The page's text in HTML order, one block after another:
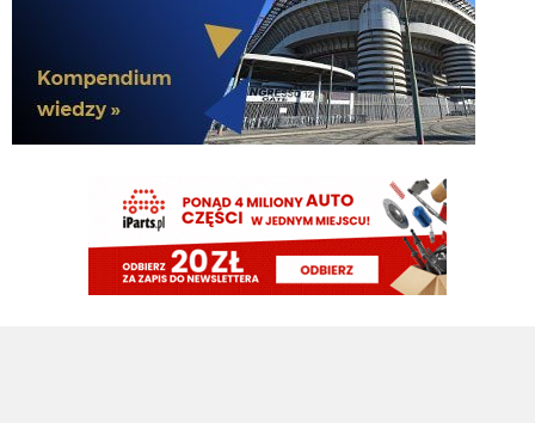
Zarobkami wyszloby podobnie
timon 05.08.2026 19:44
Molina niby za 13mln plus 4 bonusy. Jak mialbym te 40mln to wolalbym za
to wziac dwojke Lucumi- Molina i mamy kadre gotową
05.08.2026 19:42
Ostatnie dwa sezony połowę opuścił, wcześniej grał prawie wszystko, o
dziwo w pl ostatnie 4 sezony tylko 2 czerwone...a niby taka nagonka ile to